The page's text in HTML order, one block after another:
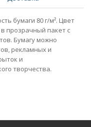
бумаги 80 г/м². Цвет
прозрачный пакет с
Бумагу можно
рекламных и
и
творчества.